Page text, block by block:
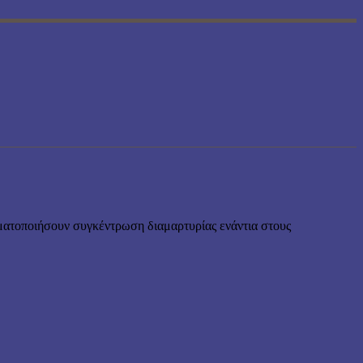
συγκέντρωση διαμαρτυρίας ενάντια στους